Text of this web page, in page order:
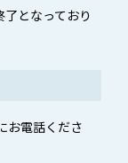
となっており
お電話くださ